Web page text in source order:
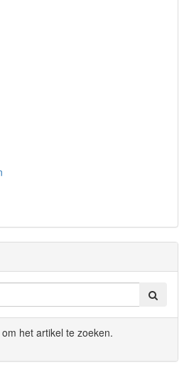
het artikel te zoeken.